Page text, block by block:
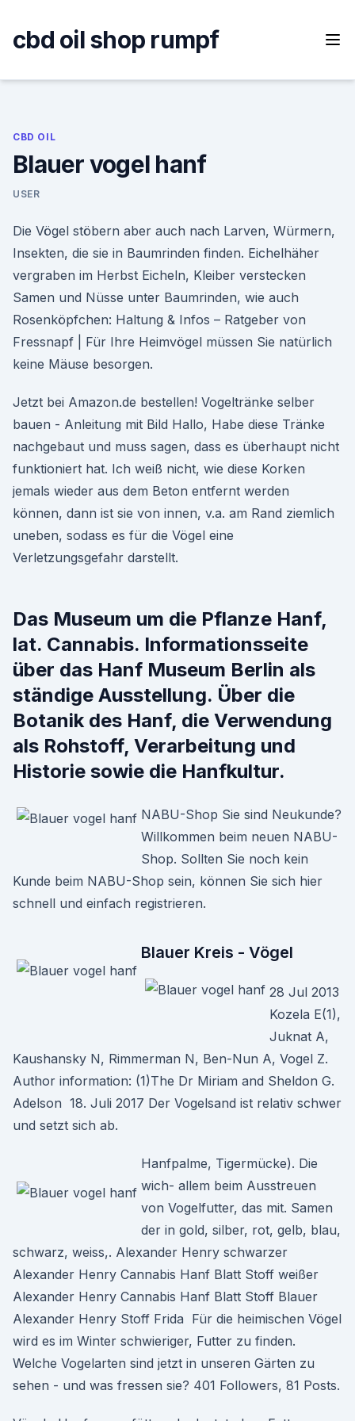
content
cbd oil shop rumpf
CBD OIL
Blauer vogel hanf
USER
Die Vögel stöbern aber auch nach Larven, Würmern,
Insekten, die sie in Baumrinden finden. Eichelhäher
vergraben im Herbst Eicheln, Kleiber verstecken
Samen und Nüsse unter Baumrinden, wie auch
Rosenköpfchen: Haltung & Infos – Ratgeber von
Fressnapf | Für Ihre Heimvögel müssen Sie natürlich
keine Mäuse besorgen.
Jetzt bei Amazon.de bestellen! Vogeltränke selber
bauen - Anleitung mit Bild Hallo, Habe diese Tränke
nachgebaut und muss sagen, dass es überhaupt nicht
funktioniert hat. Ich weiß nicht, wie diese Korken
jemals wieder aus dem Beton entfernt werden
können, dann ist sie von innen, v.a. am Rand ziemlich
uneben, sodass es für die Vögel eine
Verletzungsgefahr darstellt.
Das Museum um die Pflanze Hanf,
lat. Cannabis. Informationsseite
über das Hanf Museum Berlin als
ständige Ausstellung. Über die
Botanik des Hanf, die Verwendung
als Rohstoff, Verarbeitung und
Historie sowie die Hanfkultur.
NABU-Shop Sie sind Neukunde?
Willkommen beim neuen NABU-
Shop. Sollten Sie noch kein
Kunde beim NABU-Shop sein, können Sie sich hier
schnell und einfach registrieren.
Blauer Kreis - Vögel
28 Jul 2013
Kozela E(1),
Juknat A,
Kaushansky N, Rimmerman N, Ben-Nun A, Vogel Z.
Author information: (1)The Dr Miriam and Sheldon G.
Adelson 18. Juli 2017 Der Vogelsand ist relativ schwer
und setzt sich ab.
Hanfpalme, Tigermücke). Die
wich- allem beim Ausstreuen
von Vogelfutter, das mit. Samen
der in gold, silber, rot, gelb, blau,
schwarz, weiss,. Alexander Henry schwarzer
Alexander Henry Cannabis Hanf Blatt Stoff weißer
Alexander Henry Cannabis Hanf Blatt Stoff Blauer
Alexander Henry Stoff Frida Für die heimischen Vögel
wird es im Winter schwieriger, Futter zu finden.
Welche Vogelarten sind jetzt in unseren Gärten zu
sehen - und was fressen sie? 401 Followers, 81 Posts.